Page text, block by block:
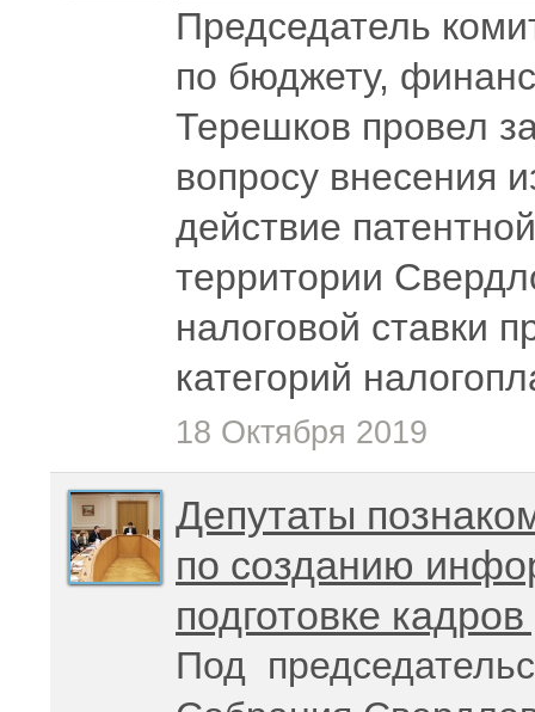
Председатель
по бюджету,
Терешков провел
вопросу внесения
действие
территории
налоговой ставки
категорий
18 Октября 2019
Депутаты
по созданию
подготовке
Под